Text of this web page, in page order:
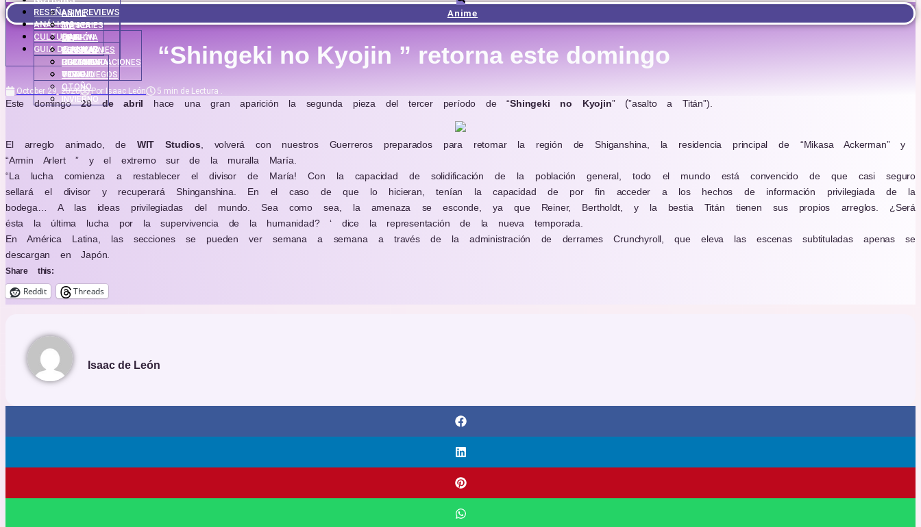
ANIME
MANGA
MANHWA
NOVELAS
LIGERAS
VIDEOJUEGOS
RESEÑAS Y REVIEWS
TV SERIES
CINE
WEBTOON
ANÁLISIS
OPINIÓN
PERSONAJES
RECOMENDACIONES
TOPS
CULTURA
COSPLAY
CULTURA
OTAKU
GUIA DE ANIME
PRIMAVERA
VERANO
OTOÑO
INVIERNO
Anime
“Shingeki no Kyojin ” retorna este domingo
October 29, 2020 Por Isaac León 5 min de Lectura .
Este domingo28 de abril hace una gran aparición la segunda pieza del tercer período de “Shingeki no Kyojin” (”asalto a Titán”).
El arreglo animado, de WIT Studios, volverá con nuestros Guerreros preparados para retomar la región de Shiganshina, la residencia principal de
“Mikasa Ackerman” y
“Armin Arlert ” y el extremo sur de la muralla María.
“La lucha comienza a restablecer el divisor de María! Con la capacidad de solidificación de la población general, todo el mundo está convencido de que casi seguro
sellará el divisor y recuperará Shinganshina. En el caso de que lo hicieran, tenían la capacidad de por fin acceder a los hechos de información privilegiada de la
bodega… A las ideas privilegiadas del mundo. Sea como sea, la amenaza se esconde, ya que Reiner, Bertholdt, y la bestia Titán tienen sus propios arreglos. ¿Será
ésta la última lucha por la supervivencia de la humanidad? ‘ dice la representación de la nueva temporada.
En América Latina, las secciones se pueden ver semana a semana a través de la administración de derrames Crunchyroll, que eleva las escenas subtituladas apenas se
descargan en Japón.
Share this:
Reddit Threads
Isaac de León